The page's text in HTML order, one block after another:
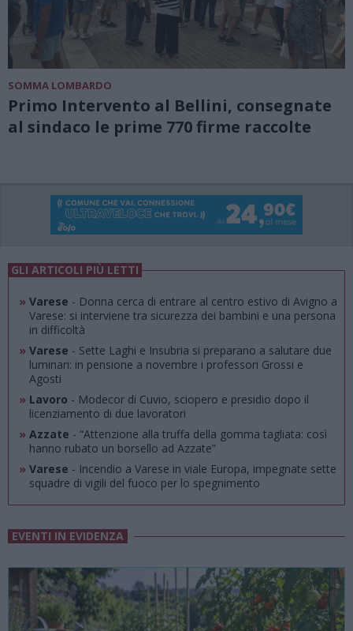
SOMMA LOMBARDO
Primo Intervento al Bellini, consegnate
al sindaco le prime 770 firme raccolte
GLI ARTICOLI PIÙ LETTI
» Varese - Donna cerca di entrare al centro estivo di Avigno a
Varese: si interviene tra sicurezza dei bambini e una persona
in difficoltà
» Varese - Sette Laghi e Insubria si preparano a salutare due
luminari: in pensione a novembre i professori Grossi e
Agosti
» Lavoro - Modecor di Cuvio, sciopero e presidio dopo il
licenziamento di due lavoratori
» Azzate - “Attenzione alla truffa della gomma tagliata: così
hanno rubato un borsello ad Azzate”
» Varese - Incendio a Varese in viale Europa, impegnate sette
squadre di vigili del fuoco per lo spegnimento
EVENTI IN EVIDENZA